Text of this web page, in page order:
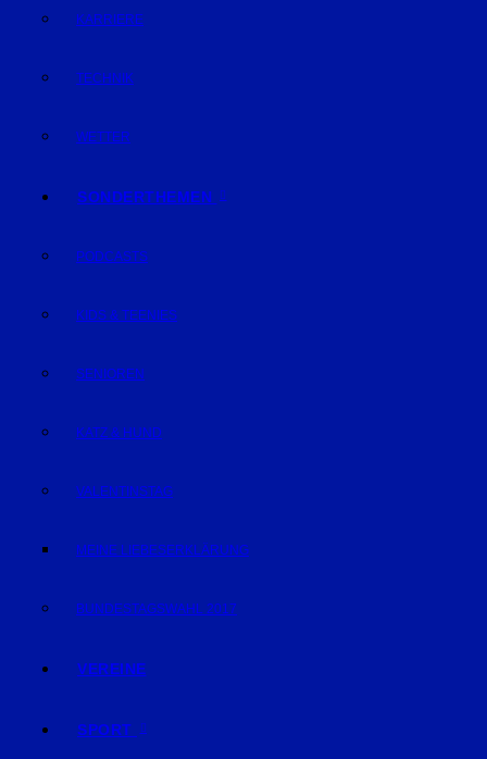
KARRIERE
TECHNIK
WETTER
SONDERTHEMEN
PODCASTS
KIDS & TEENIES
SENIOREN
KATZ & HUND
VALENTINSTAG
MEINE LIEBESERKLÄRUNG
BUNDESTAGSWAHL 2017
VEREINE
SPORT